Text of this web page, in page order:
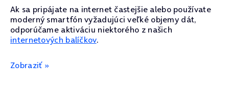
Ak sa pripájate na internet častejšie alebo používate
moderný smartfón vyžadujúci veľké objemy dát,
odporúčame aktiváciu niektorého z našich
internetových balíčkov.
Zobraziť »